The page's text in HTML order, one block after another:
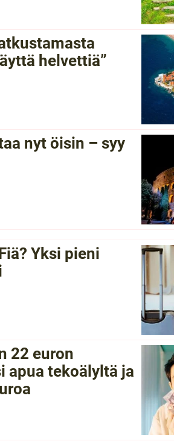
helvettiä”
nyt öisin – syy
Yksi pieni
22 euron
apua tekoälyltä ja